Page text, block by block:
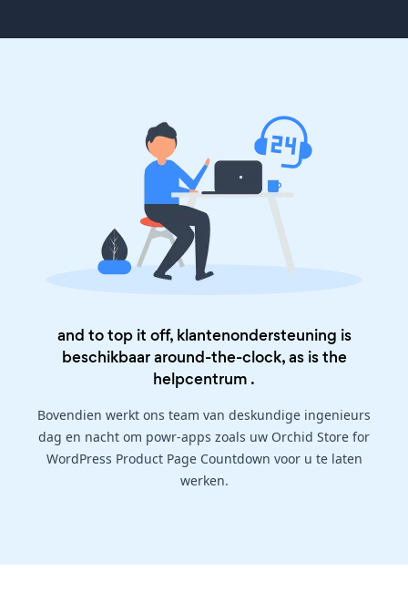
and to top it off, klantenondersteuning is
beschikbaar around-the-clock, as is the
helpcentrum .
Bovendien werkt ons team van deskundige ingenieurs
dag en nacht om powr-apps zoals uw Orchid Store for
WordPress Product Page Countdown voor u te laten
werken.